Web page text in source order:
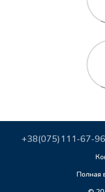
+38(075)111-67-96
Полная